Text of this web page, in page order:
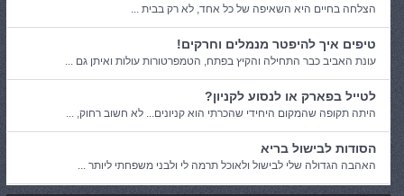
הצלחה בחיים היא השאיפה של כל אחד, לא רק בבית ...
טיפים איך להיפטר מנמלים וחרקים!
עונת האביב כבר התחילה והקיץ בפתח, הטמפרטורות עולות ואיתן גם ...
לטייל בפארק או לנסוע לקניון?
היתה תקופה שהמקום היחידי שהכרתי הוא קניונים... לא חשוב רחוק, ...
הסודות לבישול בריא
האהבה הגדולה שלי לבישול ולאוכל תרמה לי ולבני משפחתי ליותר ...